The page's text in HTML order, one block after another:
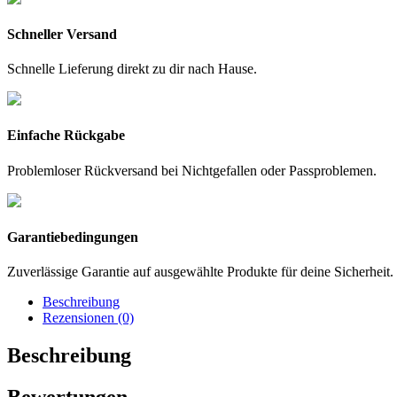
Schneller Versand
Schnelle Lieferung direkt zu dir nach Hause.
Einfache Rückgabe
Problemloser Rückversand bei Nichtgefallen oder Passproblemen.
Garantiebedingungen
Zuverlässige Garantie auf ausgewählte Produkte für deine Sicherheit.
Beschreibung
Rezensionen (0)
Beschreibung